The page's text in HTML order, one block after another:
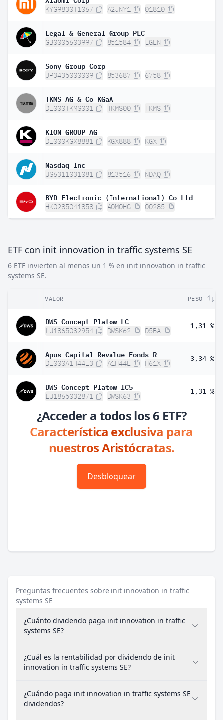
KYG9830T1067 A2JNY1 01810
Legal & General Group PLC
GB0005603997 851584 LGEN
Sony Group Corp
JP3435000009 853687 6758
TKMS AG & Co KGaA
DE000TKMS001 TKMS00 TKMS
KION GROUP AG
DE000KGX8881 KGX888 KGX
Nasdaq Inc
US6311031081 813516 NDAQ
BYD Electronic (International) Co Ltd
HK0285041858 A0M0HG 00285
ETF con init innovation in traffic systems SE
6 ETF invierten al menos un 1 % en init innovation in traffic
systems SE.
VALOR PESO
DWS Concept Platow LC
LU1865032954 DWSK62 D5BA
1,31 %
Apus Capital Revalue Fonds R
DE000A1H44E3 A1H44E H61X
3,34 %
DWS Concept Platow IC5
LU1865032871 DWSK63
1,31 %
¿Acceder a todos los 6 ETF?
Característica exclusiva para
nuestros Aristócratas.
Desbloquear
Preguntas frecuentes sobre init innovation in traffic
systems SE
¿Cuánto dividendo paga init innovation in traffic
systems SE?
¿Cuál es la rentabilidad por dividendo de init
innovation in traffic systems SE?
¿Cuándo paga init innovation in traffic systems SE
dividendos?